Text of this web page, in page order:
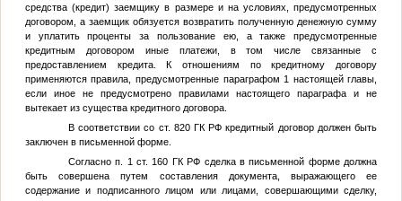
средства (кредит) заемщику в размере и на условиях, предусмотренных
договором, а заемщик обязуется возвратить полученную денежную сумму
и уплатить проценты за пользование ею, а также предусмотренные
кредитным договором иные платежи, в том числе связанные с
предоставлением кредита. К отношениям по кредитному договору
применяются правила, предусмотренные параграфом 1 настоящей главы,
если иное не предусмотрено правилами настоящего параграфа и не
вытекает из существа кредитного договора.
В соответствии со ст. 820 ГК РФ кредитный договор должен быть
заключен в письменной форме.
Согласно п. 1 ст. 160 ГК РФ сделка в письменной форме должна
быть совершена путем составления документа, выражающего ее
содержание и подписанного лицом или лицами, совершающими сделку,